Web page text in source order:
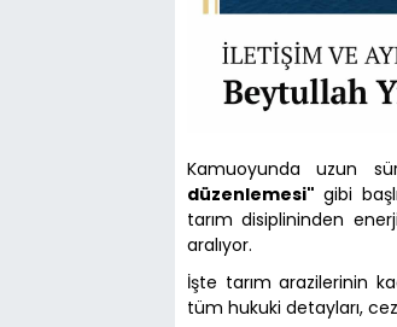
Kamuoyunda uzun
düzenlemesi" gibi
tarım disiplininden
aralıyor.
İşte tarım arazilerinin
tüm hukuki detayları,